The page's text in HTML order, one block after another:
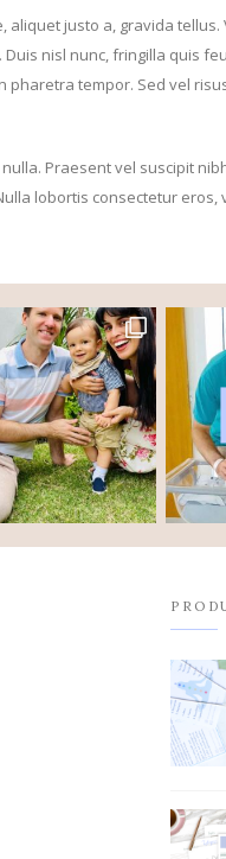
aliquet justo a, gravida
nisl nunc, fringilla quis
tempor. Sed vel
Praesent vel suscipit
lobortis consectetur